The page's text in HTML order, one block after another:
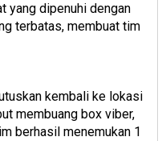
yang dipenuhi dengan
terbatas, membuat tim
kembali ke lokasi
membuang box viber,
berhasil menemukan 1